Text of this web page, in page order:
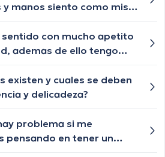
manos siento como mis
con mucho apetito
ademas de ello tengo
pueda tener diabetes
evitar esto y poder
existen y cuales se deben
y delicadeza?
problema si me
pensando en tener un